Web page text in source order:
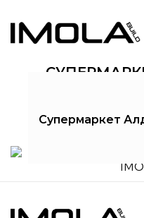
IMOLABUILD
Супермаркет